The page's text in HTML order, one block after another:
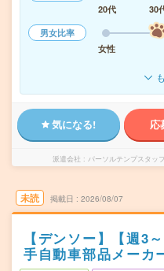
20代
30
男女比率
女性
気になる! 応
派遣会社 パーソルテンプスタッ
未読 掲載日 2026/08/07
【デンソー】【週3
手自動車部品メーカ